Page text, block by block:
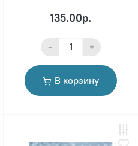
135.00р.
- +
В корзину